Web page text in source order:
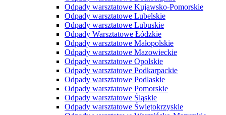
Odpady warsztatowe Kujawsko-Pomorskie
Odpady warsztatowe Lubelskie
Odpady warsztatowe Lubuskie
Odpady Warsztatowe Łódzkie
Odpady warsztatowe Małopolskie
Odpady warsztatowe Mazowieckie
Odpady warsztatowe Opolskie
Odpady warsztatowe Podkarpackie
Odpady warsztatowe Podlaskie
Odpady warsztatowe Pomorskie
Odpady warsztatowe Śląskie
Odpady warsztatowe Świętokrzyskie